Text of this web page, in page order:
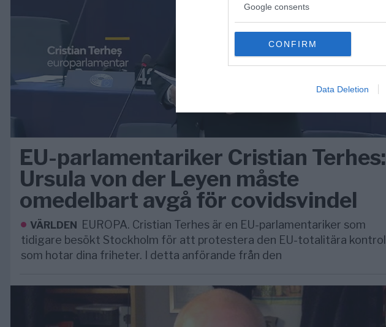
Google consents
CONFIRM
Data Deletion
EU-parlamentariker Cristian Terhes:
Ursula von der Leyen måste
omedelbart avgå för covidsvindel
VÄRLDEN
EUROPA. Cristian Terhes är en EU-parlamentariker som
tidigare besökt Stockholm för att protestera den EU-totalitära kontroll
som hotar dina friheter. I detta anförande från den